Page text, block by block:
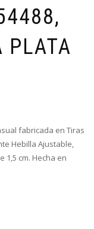
PLATA
fabricada en Tiras
Hebilla Ajustable,
1,5 cm. Hecha en